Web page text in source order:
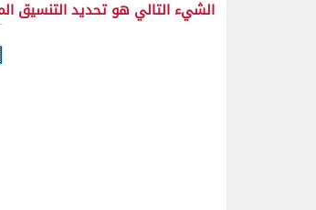
الشيء التالي هو تحديد التنسيق